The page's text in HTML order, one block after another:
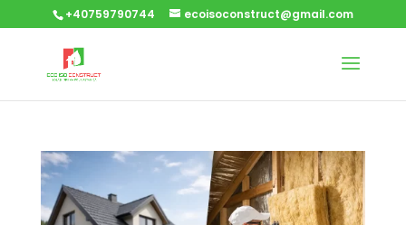
+40759790744 ecoisoconstruct@gmail.com